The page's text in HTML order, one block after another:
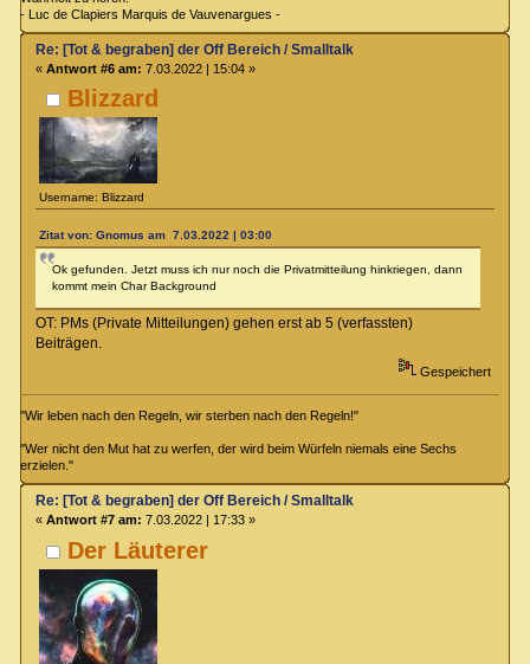
- Luc de Clapiers Marquis de Vauvenargues -
Blizzard
Username: Blizzard
Re: [Tot & begraben] der Off Bereich / Smalltalk
« Antwort #6 am: 7.03.2022 | 15:04 »
Zitat von: Gnomus am 7.03.2022 | 03:00
Ok gefunden. Jetzt muss ich nur noch die Privatmitteilung hinkriegen, dann
kommt mein Char Background
OT: PMs (Private Mitteilungen) gehen erst ab 5 (verfassten)
Beiträgen.
Gespeichert
"Wir leben nach den Regeln, wir sterben nach den Regeln!"
"Wer nicht den Mut hat zu werfen, der wird beim Würfeln niemals eine Sechs
erzielen."
Der Läuterer
Re: [Tot & begraben] der Off Bereich / Smalltalk
« Antwort #7 am: 7.03.2022 | 17:33 »